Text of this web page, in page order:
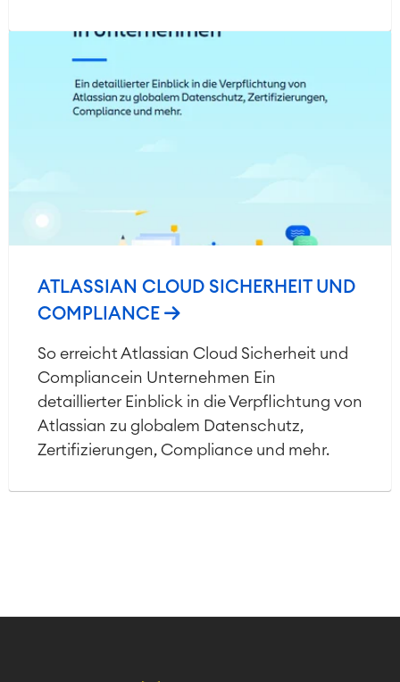
ATLASSIAN CLOUD SICHERHEIT UND
COMPLIANCE
So erreicht Atlassian Cloud Sicherheit und
Compliancein Unternehmen Ein
detaillierter Einblick in die Verpflichtung von
Atlassian zu globalem Datenschutz,
Zertifizierungen, Compliance und mehr.